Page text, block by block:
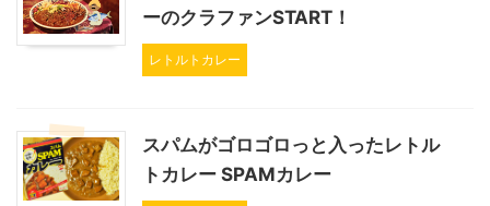
ーのクラファンSTART！
レトルトカレー
スパムがゴロゴロっと入ったレトル
トカレー SPAMカレー